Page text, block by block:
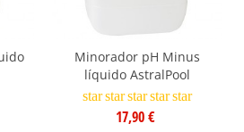
Minorador pH Minus
líquido AstralPool
star star star star star
17,90 €